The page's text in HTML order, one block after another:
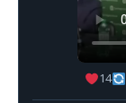
14